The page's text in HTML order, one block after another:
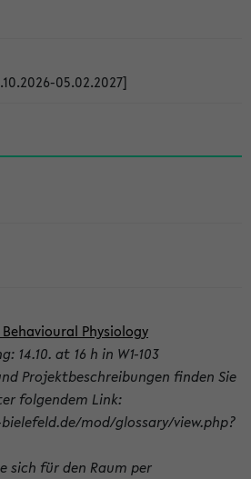
05.02.2027]
Physiology
14.10. at 16 h in W1-103
Projektbeschreibungen finden Sie
folgendem Link:
mod/glossary/view.php?
sich für den Raum per